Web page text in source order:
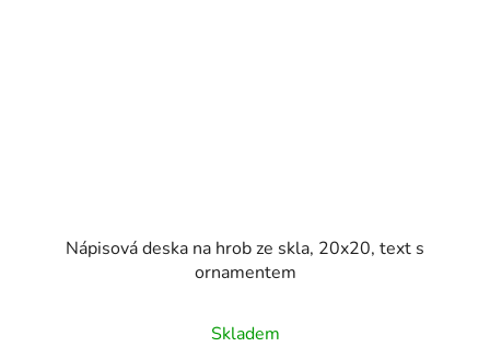
Nápisová deska na hrob ze skla, 20x20, text s
ornamentem
Skladem